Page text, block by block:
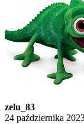
zelu_83
24 października